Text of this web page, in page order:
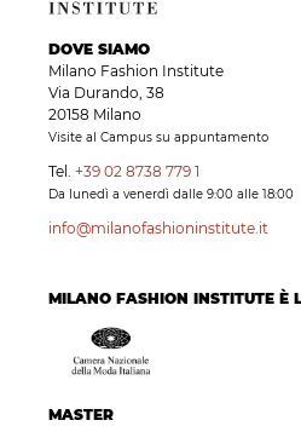
DOVE SIAMO
Milano Fashion Institute
Via Durando, 38
20158 Milano
Visite al Campus su appuntamento
Tel. +39 02 8738 779 1
Da lunedì a venerdì dalle 9:00 alle 18:00
info@milanofashioninstitute.it
MILANO FASHION INSTITUTE È
MASTER